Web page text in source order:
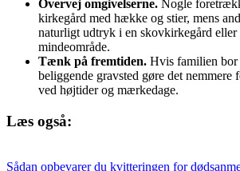
Overvej omgivelserne. Nogle
kirkegård med hække og stier, mens
naturligt udtryk i en skovkirkegård
mindeområde.
Tænk på fremtiden. Hvis familien bor
beliggende gravsted gøre det
ved højtider og mærkedage.
Læs også:
Sådan opbevarer du kvitteringen for